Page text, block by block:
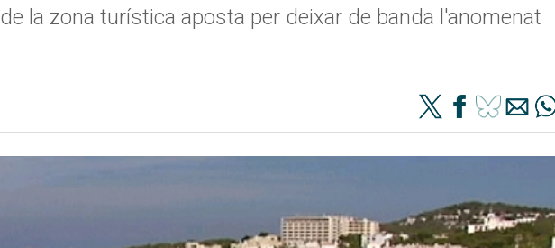
la zona turística aposta per deixar de banda l'anomenat